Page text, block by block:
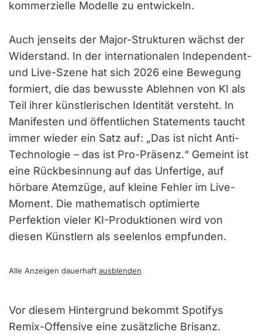
kommerzielle Modelle zu entwickeln.
Auch jenseits der Major-Strukturen wächst der
Widerstand. In der internationalen Independent-
und Live-Szene hat sich 2026 eine Bewegung
formiert, die das bewusste Ablehnen von KI als
Teil ihrer künstlerischen Identität versteht. In
Manifesten und öffentlichen Statements taucht
immer wieder ein Satz auf: „Das ist nicht Anti-
Technologie – das ist Pro-Präsenz.“ Gemeint ist
eine Rückbesinnung auf das Unfertige, auf
hörbare Atemzüge, auf kleine Fehler im Live-
Moment. Die mathematisch optimierte
Perfektion vieler KI-Produktionen wird von
diesen Künstlern als seelenlos empfunden.
Alle Anzeigen dauerhaft ausblenden
Vor diesem Hintergrund bekommt Spotifys
Remix-Offensive eine zusätzliche Brisanz.